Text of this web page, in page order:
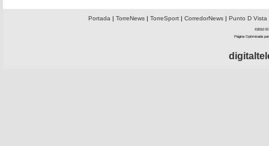
Portada | TorreNews| TorreSport| CorredorNews| Punto D Vista
©2010 El
Página Optimizada